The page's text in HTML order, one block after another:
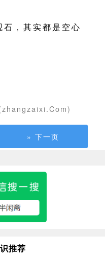
，其实都是空心
» 下一页
推荐